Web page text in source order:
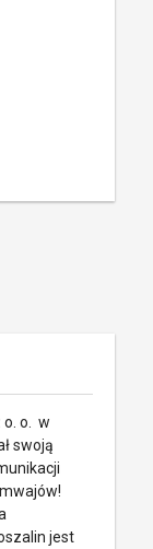
o. o. w
swoją
jest